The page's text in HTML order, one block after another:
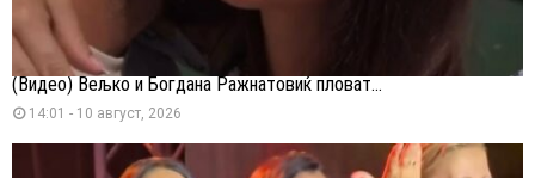
(Видео) Вељко и Богдана Ражнатовиќ пловат...
14:01 - 10 август, 2026